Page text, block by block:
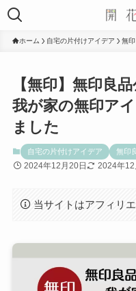
ホーム 自宅の片付けアイデア 無
【無印】無印良
我が家の無印ア
ました
自宅の片付けアイデア 無印
2024年12月20日 2024年12
当サイトはアフィリ